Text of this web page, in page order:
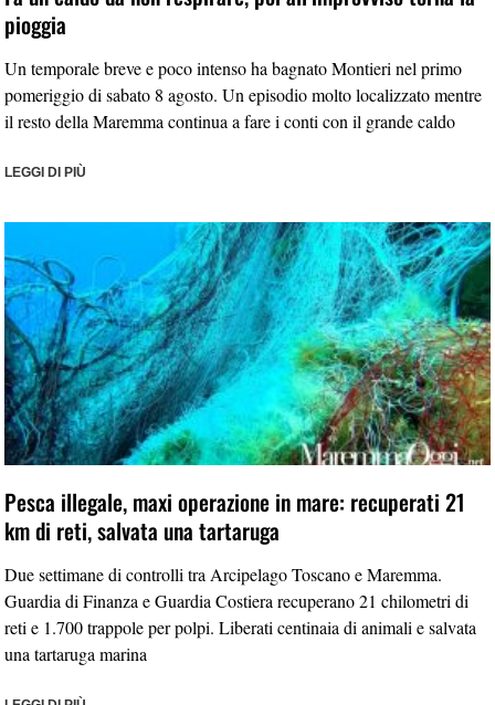
pioggia
Un temporale breve e poco intenso ha bagnato Montieri nel primo
pomeriggio di sabato 8 agosto. Un episodio molto localizzato mentre
il resto della Maremma continua a fare i conti con il grande caldo
LEGGI DI PIÙ
Pesca illegale, maxi operazione in mare: recuperati 21
km di reti, salvata una tartaruga
Due settimane di controlli tra Arcipelago Toscano e Maremma.
Guardia di Finanza e Guardia Costiera recuperano 21 chilometri di
reti e 1.700 trappole per polpi. Liberati centinaia di animali e salvata
una tartaruga marina